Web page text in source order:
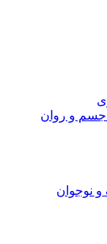
جسم و روان
نوجوان